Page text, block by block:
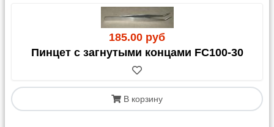
185.00 руб
Пинцет с загнутыми концами FC100-30
В корзину